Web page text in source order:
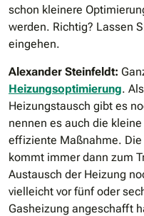
schon kleinere
werden. Richtig? Lassen
eingehen.
Alexander Steinfeldt:
Heizungsoptimierung.
Heizungstausch gibt es
nennen es auch die
effiziente Maßnahme.
kommt immer dann zum
Austausch der Heizung
vielleicht vor fünf oder
Gasheizung angeschafft